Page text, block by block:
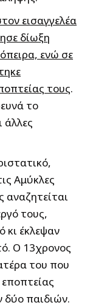
εισαγγελέα
δίωξη
ενώ σε
τους.
το
άλλες
Αμύκλες
αναζητείται
τους,
κι έκλεψαν
Ο 13χρονος
του που
δύο παιδιών.